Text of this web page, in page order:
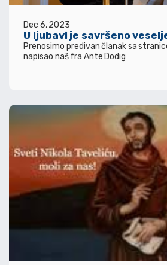
Dec 6, 2023
U ljubavi je savršeno
Prenosimo predivan članak sa
napisao naš fra Ante Dodig